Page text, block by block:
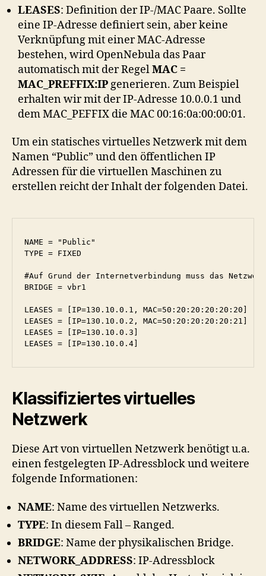
LEASES: Definition der IP-/MAC Paare. Sollte
eine IP-Adresse definiert sein, aber keine
Verknüpfung mit einer MAC-Adresse
bestehen, wird OpenNebula das Paar
automatisch mit der RegelMAC =
MAC_PREFFIX:IP generieren. Zum Beispiel
erhalten wir mit der IP-Adresse 10.0.0.1 und
dem MAC_PEFFIX die MAC 00:16:0a:00:00:01.
Um ein statisches virtuelles Netzwerk mit dem
Namen “Public” und den öffentlichen IP
Adressen für die virtuellen Maschinen zu
erstellen reicht der Inhalt der folgenden Datei.
NAME = "Public"
TYPE = FIXED
#Auf Grund der Internetverbindung muss das
BRIDGE = vbr1
LEASES = [IP=130.10.0.1, MAC=50:20:20:20:20:20]
LEASES = [IP=130.10.0.2, MAC=50:20:20:20:20:21]
LEASES = [IP=130.10.0.3]
Klassifiziertes virtuelles
Netzwerk
Diese Art von virtuellen Netzwerk benötigt u.a.
einen festgelegten IP-Adressblock und weitere
folgende Informationen:
NAME: Name des virtuellen Netzwerks.
TYPE: In diesem Fall – Ranged.
BRIDGE: Name der physikalischen Bridge.
NETWORK_ADDRESS: IP-Adressblock